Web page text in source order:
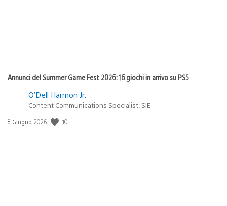
Annunci del Summer Game Fest 2026: 16 giochi in arrivo su PS5
O’Dell Harmon Jr.
Content Communications Specialist, SIE
Data
8 Giugno, 2026 10